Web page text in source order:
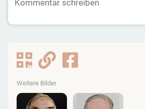
Weitere Bilder